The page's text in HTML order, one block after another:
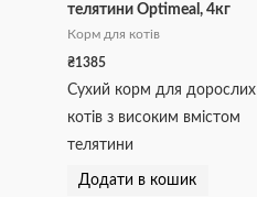
телятини Optimeal, 4кг
Корм для котів
₴1385
Сухий корм для дорослих
котів з високим вмістом
телятини
Додати в кошик